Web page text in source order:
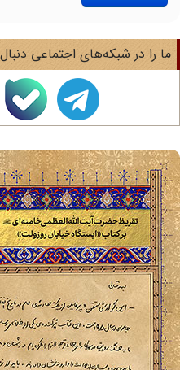
را در شبکه‌های اجتماعی دنبال